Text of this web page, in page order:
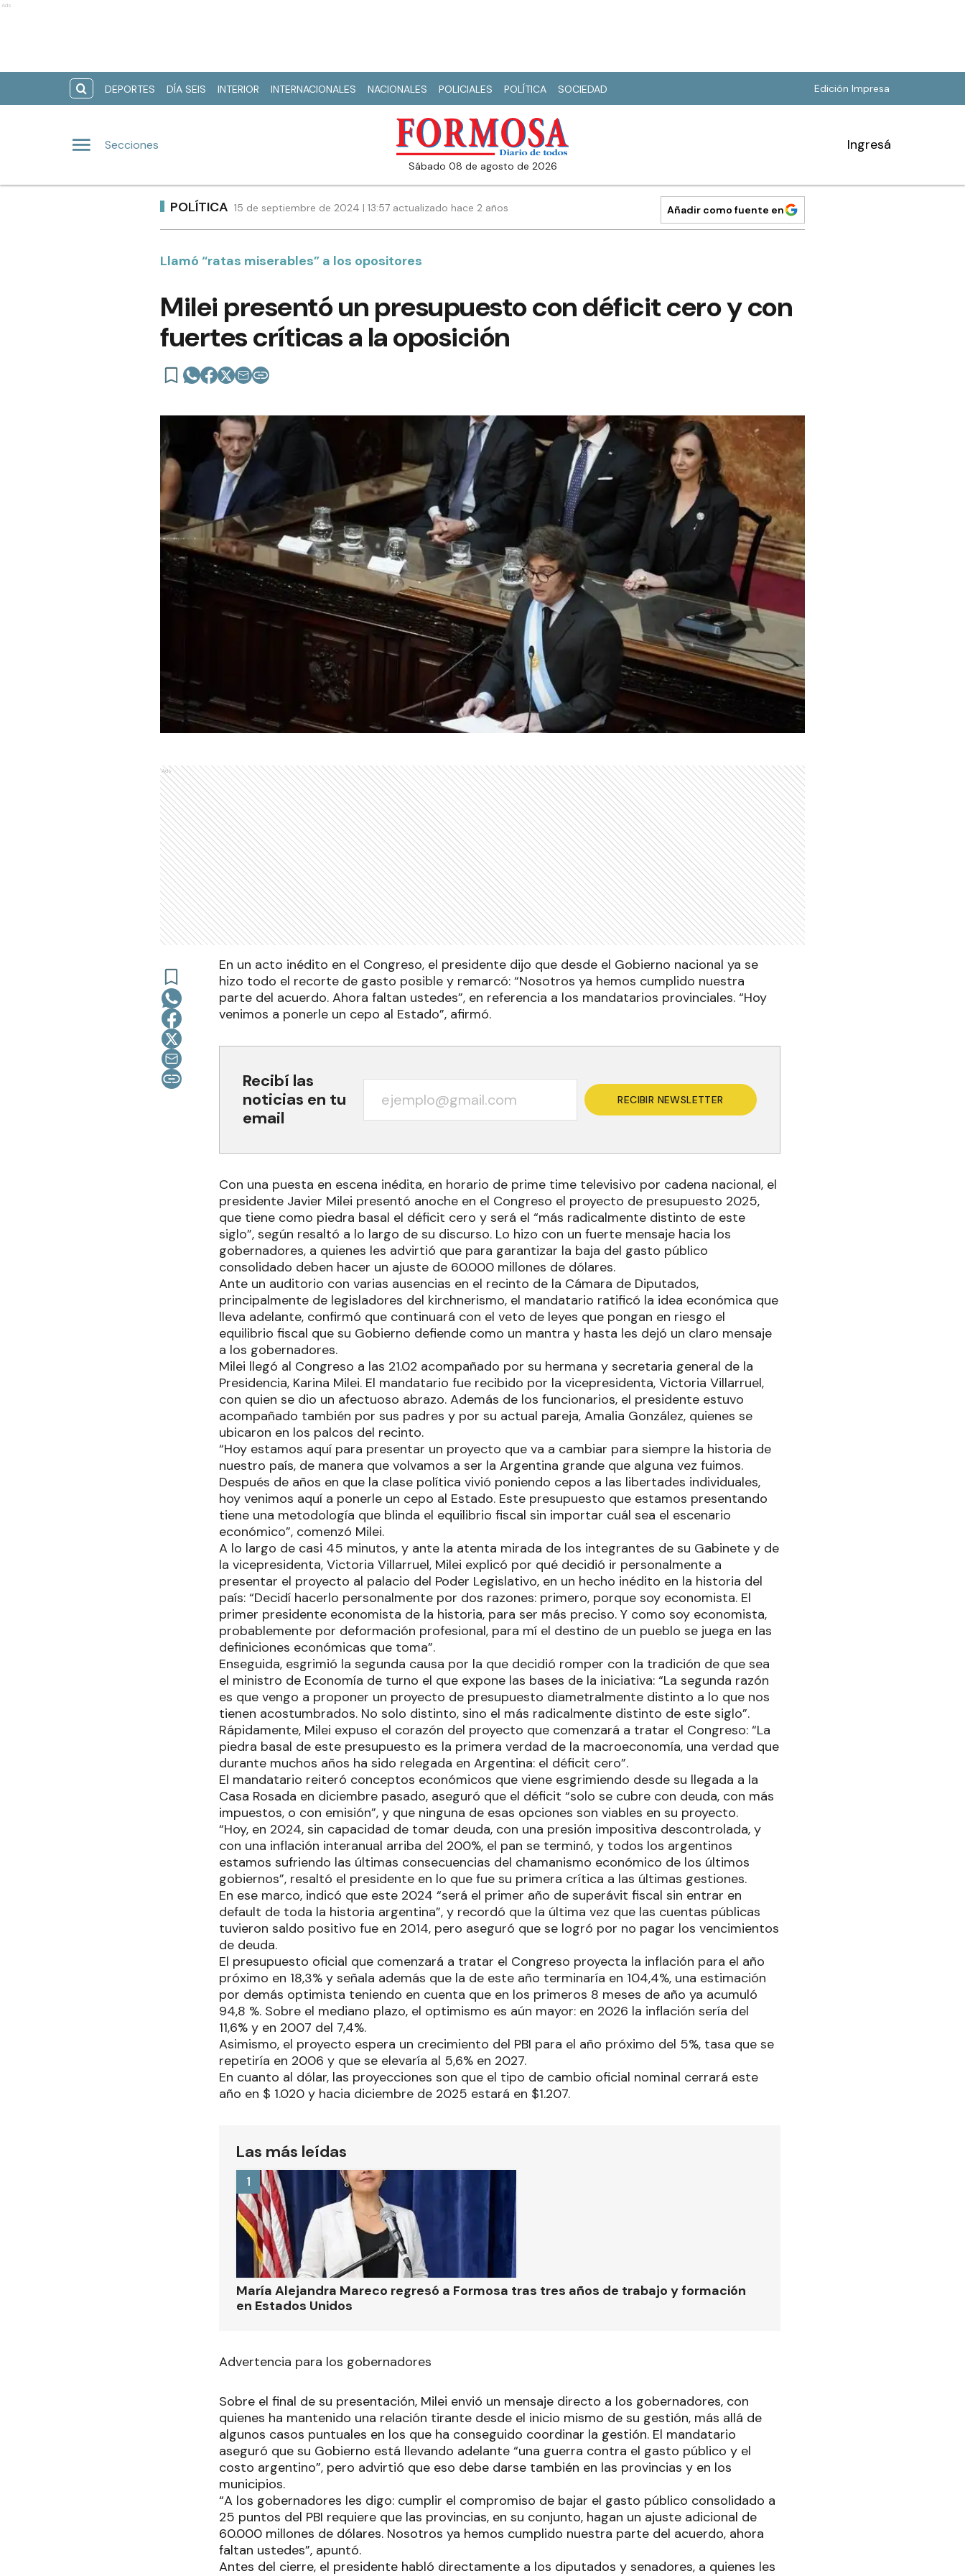
Ads
DEPORTES DÍA SEIS INTERIOR INTERNACIONALES NACIONALES POLICIALES POLÍTICA SOCIEDAD Edición Impresa
Secciones
sábado 08 de agosto de 2026
Ingresá
POLÍTICA 15 de septiembre de 2024 | 13:57 actualizado hace 2 años Añadir como fuente en
Llamó “ratas miserables” a los opositores
Milei presentó un presupuesto con déficit cero y con
fuertes críticas a la oposición
Ads
En un acto inédito en el Congreso, el presidente dijo que desde el Gobierno nacional ya se
hizo todo el recorte de gasto posible y remarcó: “Nosotros ya hemos cumplido nuestra
parte del acuerdo. Ahora faltan ustedes”, en referencia a los mandatarios provinciales. “Hoy
venimos a ponerle un cepo al Estado”, afirmó.
Recibí las
noticias en tu
email
RECIBIR NEWSLETTER
Con una puesta en escena inédita, en horario de prime time televisivo por cadena nacional, el
presidente Javier Milei presentó anoche en el Congreso el proyecto de presupuesto 2025,
que tiene como piedra basal el déficit cero y será el “más radicalmente distinto de este
siglo”, según resaltó a lo largo de su discurso. Lo hizo con un fuerte mensaje hacia los
gobernadores, a quienes les advirtió que para garantizar la baja del gasto público
consolidado deben hacer un ajuste de 60.000 millones de dólares.
Ante un auditorio con varias ausencias en el recinto de la Cámara de Diputados,
principalmente de legisladores del kirchnerismo, el mandatario ratificó la idea económica que
lleva adelante, confirmó que continuará con el veto de leyes que pongan en riesgo el
equilibrio fiscal que su Gobierno defiende como un mantra y hasta les dejó un claro mensaje
a los gobernadores.
Milei llegó al Congreso a las 21.02 acompañado por su hermana y secretaria general de la
Presidencia, Karina Milei. El mandatario fue recibido por la vicepresidenta, Victoria Villarruel,
con quien se dio un afectuoso abrazo. Además de los funcionarios, el presidente estuvo
acompañado también por sus padres y por su actual pareja, Amalia González, quienes se
ubicaron en los palcos del recinto.
“Hoy estamos aquí para presentar un proyecto que va a cambiar para siempre la historia de
nuestro país, de manera que volvamos a ser la Argentina grande que alguna vez fuimos.
Después de años en que la clase política vivió poniendo cepos a las libertades individuales,
hoy venimos aquí a ponerle un cepo al Estado. Este presupuesto que estamos presentando
tiene una metodología que blinda el equilibrio fiscal sin importar cuál sea el escenario
económico”, comenzó Milei.
A lo largo de casi 45 minutos, y ante la atenta mirada de los integrantes de su Gabinete y de
la vicepresidenta, Victoria Villarruel, Milei explicó por qué decidió ir personalmente a
presentar el proyecto al palacio del Poder Legislativo, en un hecho inédito en la historia del
país: “Decidí hacerlo personalmente por dos razones: primero, porque soy economista. El
primer presidente economista de la historia, para ser más preciso. Y como soy economista,
probablemente por deformación profesional, para mí el destino de un pueblo se juega en las
definiciones económicas que toma”.
Enseguida, esgrimió la segunda causa por la que decidió romper con la tradición de que sea
el ministro de Economía de turno el que expone las bases de la iniciativa: “La segunda razón
es que vengo a proponer un proyecto de presupuesto diametralmente distinto a lo que nos
tienen acostumbrados. No solo distinto, sino el más radicalmente distinto de este siglo”.
Rápidamente, Milei expuso el corazón del proyecto que comenzará a tratar el Congreso: “La
piedra basal de este presupuesto es la primera verdad de la macroeconomía, una verdad que
durante muchos años ha sido relegada en Argentina: el déficit cero”.
El mandatario reiteró conceptos económicos que viene esgrimiendo desde su llegada a la
Casa Rosada en diciembre pasado, aseguró que el déficit “solo se cubre con deuda, con más
impuestos, o con emisión”, y que ninguna de esas opciones son viables en su proyecto.
“Hoy, en 2024, sin capacidad de tomar deuda, con una presión impositiva descontrolada, y
con una inflación interanual arriba del 200%, el pan se terminó, y todos los argentinos
estamos sufriendo las últimas consecuencias del chamanismo económico de los últimos
gobiernos”, resaltó el presidente en lo que fue su primera crítica a las últimas gestiones.
En ese marco, indicó que este 2024 “será el primer año de superávit fiscal sin entrar en
default de toda la historia argentina”, y recordó que la última vez que las cuentas públicas
tuvieron saldo positivo fue en 2014, pero aseguró que se logró por no pagar los vencimientos
de deuda.
El presupuesto oficial que comenzará a tratar el Congreso proyecta la inflación para el año
próximo en 18,3% y señala además que la de este año terminaría en 104,4%, una estimación
por demás optimista teniendo en cuenta que en los primeros 8 meses de año ya acumuló
94,8 %. Sobre el mediano plazo, el optimismo es aún mayor: en 2026 la inflación sería del
11,6% y en 2007 del 7,4%.
Asimismo, el proyecto espera un crecimiento del PBI para el año próximo del 5%, tasa que se
repetiría en 2006 y que se elevaría al 5,6% en 2027.
En cuanto al dólar, las proyecciones son que el tipo de cambio oficial nominal cerrará este
año en $ 1.020 y hacia diciembre de 2025 estará en $1.207.
Las más leídas
María Alejandra Mareco regresó a Formosa tras tres años de trabajo y formación
en Estados Unidos
1
Advertencia para los gobernadores
Sobre el final de su presentación, Milei envió un mensaje directo a los gobernadores, con
quienes ha mantenido una relación tirante desde el inicio mismo de su gestión, más allá de
algunos casos puntuales en los que ha conseguido coordinar la gestión. El mandatario
aseguró que su Gobierno está llevando adelante “una guerra contra el gasto público y el
costo argentino”, pero advirtió que eso debe darse también en las provincias y en los
municipios.
“A los gobernadores les digo: cumplir el compromiso de bajar el gasto público consolidado a
25 puntos del PBI requiere que las provincias, en su conjunto, hagan un ajuste adicional de
60.000 millones de dólares. Nosotros ya hemos cumplido nuestra parte del acuerdo, ahora
faltan ustedes”, apuntó.
Antes del cierre, el presidente habló directamente a los diputados y senadores, a quienes les